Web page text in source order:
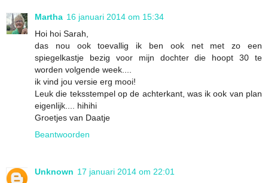
Martha 16 januari 2014 om 15:34
Hoi hoi Sarah,
das nou ook toevallig ik ben ook net met zo een
spiegelkastje bezig voor mijn dochter die hoopt 30 te
worden volgende week....
ik vind jou versie erg mooi!
Leuk die teksstempel op de achterkant, was ik ook van plan
eigenlijk.... hihihi
Groetjes van Daatje
Beantwoorden
Unknown 17 januari 2014 om 22:01